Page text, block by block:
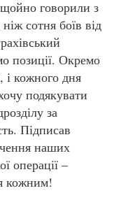
говорили з
сотня боїв від
позиції. Окремо
і кожного дня
подякувати
за
Підписав
наших
операції –
кожним!